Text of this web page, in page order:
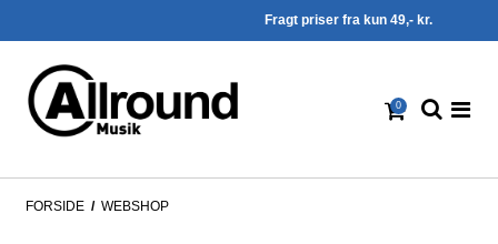
Fragt priser fra kun 49,- kr.
0
FORSIDE / WEBSHOP